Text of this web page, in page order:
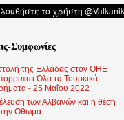
Συμφωνίες
της Ελλάδας στον ΟΗΕ
Όλα τα Τουρκικά
- 25 Μαΐου 2022
των Αλβανών και η θέση
Οθωμα...